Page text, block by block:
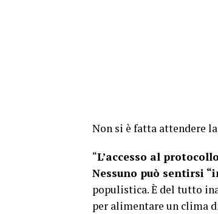
Non si è fatta attendere la
“L’accesso al
Nessuno può sentirsi
populistica. È del tutto
per alimentare un clima